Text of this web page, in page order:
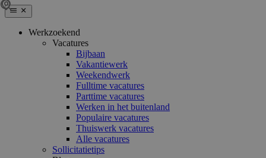
Werkzoekend
Vacatures
Bijbaan
Vakantiewerk
Weekendwerk
Fulltime vacatures
Parttime vacatures
Werken in het buitenland
Populaire vacatures
Thuiswerk vacatures
Alle vacatures
Sollicitatietips